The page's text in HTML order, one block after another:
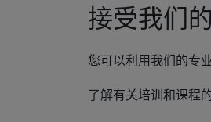
接受我们
您可以利用我们的专
了解有关培训和课程